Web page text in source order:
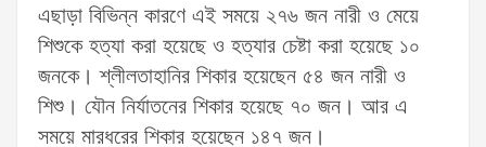
এছাড়া বিভিন্ন কারণে এই সময়ে ২৭৬ জন নারী ও মেয়ে
শিশুকে হত্যা করা হয়েছে ও হত্যার চেষ্টা করা হয়েছে ১০
জনকে। শ্লীলতাহানির শিকার হয়েছেন ৫৪ জন নারী ও
শিশু। যৌন নির্যাতনের শিকার হয়েছে ৭০ জন। আর এ
সময়ে মারধরের শিকার হয়েছেন ১৪৭ জন।